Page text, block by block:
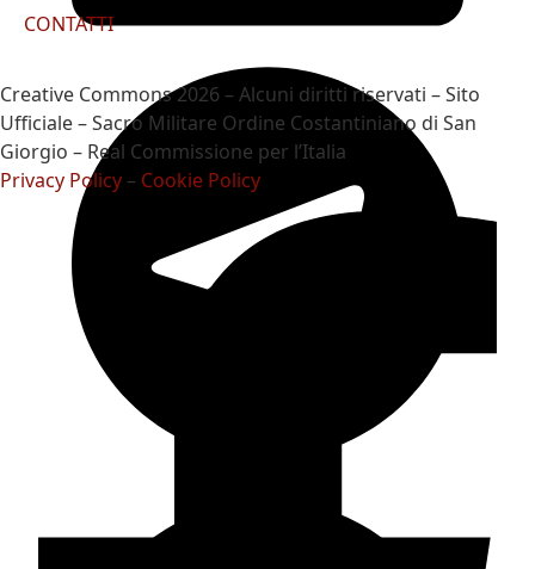
CONTATTI
Creative Commons 2026 – Alcuni diritti riservati – Sito
Ufficiale – Sacro Militare Ordine Costantiniano di San
Giorgio – Real Commissione per l’Italia
Privacy Policy – Cookie Policy